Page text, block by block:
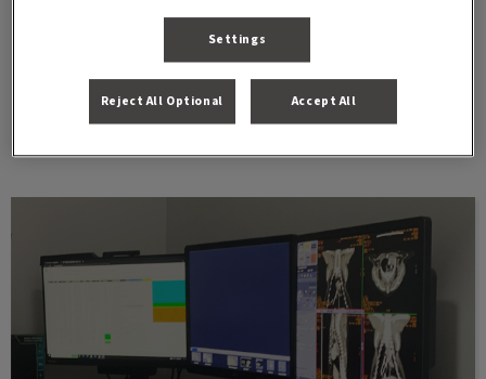
Consultas de Especialidades
Settings
Reject All Optional Accept All